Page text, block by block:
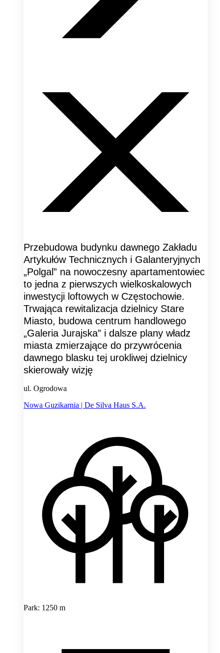
Przebudowa budynku dawnego Zakładu
Artykułów Technicznych i Galanteryjnych
„Polgal” na nowoczesny apartamentowiec
to jedna z pierwszych wielkoskalowych
inwestycji loftowych w Częstochowie.
Trwająca rewitalizacja dzielnicy Stare
Miasto, budowa centrum handlowego
„Galeria Jurajska” i dalsze plany władz
miasta zmierzające do przywrócenia
dawnego blasku tej urokliwej dzielnicy
skierowały wizję
ul. Ogrodowa
Nowa Guzikarnia | De Silva Haus S.A.
Park: 1250 m